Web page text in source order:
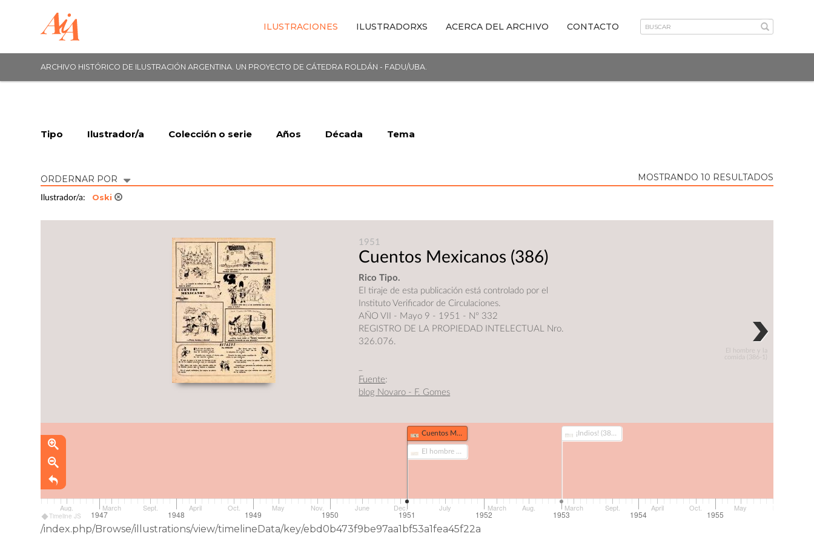
ILUSTRACIONES ILUSTRADORXS ACERCA DEL ARCHIVO CONTACTO
ARCHIVO HISTÓRICO DE ILUSTRACIÓN ARGENTINA. UN PROYECTO DE CÁTEDRA ROLDÁN - FADU/UBA.
Tipo Ilustrador/a Colección o serie Años Década Tema
ORDERNAR POR MOSTRANDO 10 RESULTADOS
Ilustrador/a: Oski
1951
Cuentos Mexicanos (386)
Rico Tipo.
El tiraje de esta publicación está controlado por el
Instituto Verificador de Circulaciones.
AÑO VII - Mayo 9 - 1951 - Nº 332
REGISTRO DE LA PROPIEDAD INTELECTUAL Nro.
326.076.
Fuente:
blog Novaro - F. Gomes
El hombre y la
comida (386-1)
Timeline JS
Cuentos Mexicanos (386)
1947 1948 1949 1950 1951 1952 1953 1954 1955
Aug. March Sept. April Oct. May Nov. June Dec. July March Aug. March Sept. April Oct. May
/index.php/Browse/illustrations/view/timelineData/key/ebd0b473f9be97aa1bf53a1fea45f22a